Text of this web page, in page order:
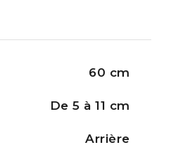
60 cm
De 5 à 11 cm
Arrière